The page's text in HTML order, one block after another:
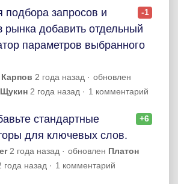
-1
подбора запросов и
рынка добавить отдельный
параметров выбранного
2 года назад
обновлен
2 года назад 1 комментарий
+6
стандартные
для ключевых слов.
2 года назад обновлен Платон
года назад 1 комментарий